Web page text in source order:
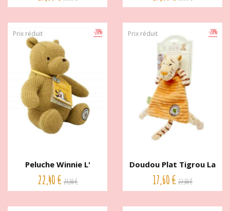
-20%
Prix réduit
Peluche Winnie L'
Ourson...
22,40 € 28,00 €
-20%
Prix réduit
Doudou Plat Tigrou La
Forêt...
17,60 € 22,00 €